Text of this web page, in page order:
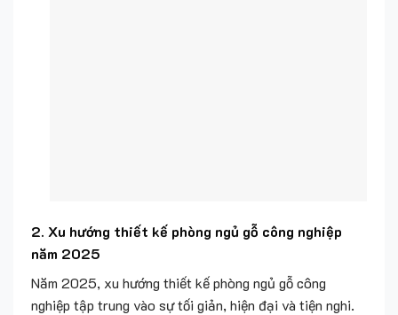
2. Xu hướng thiết kế phòng ngủ gỗ công nghiệp
năm 2025
Năm 2025, xu hướng thiết kế phòng ngủ gỗ công
nghiệp tập trung vào sự tối giản, hiện đại và tiện nghi.